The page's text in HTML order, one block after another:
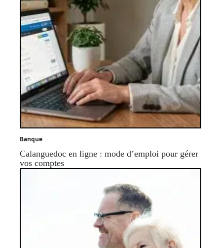
Banque
Calanguedoc en ligne : mode d’emploi pour gérer
vos comptes